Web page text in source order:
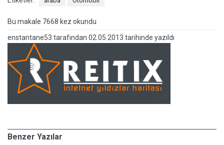
Bu makale 7668 kez okundu
enstantane53 tarafından 02.05.2013 tarihinde yazıldı
Benzer Yazılar